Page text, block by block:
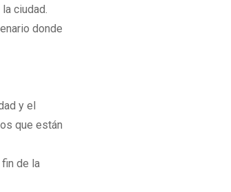
ciudad.
donde
y el
que están
de la